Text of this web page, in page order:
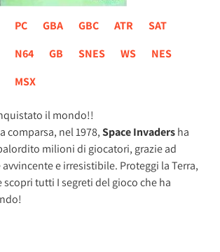
PC GBA GBC ATR
SAT
N64
GB SNES WS
NES
MSX
il mondo!!
comparsa, nel 1978,Space Invadersha
milioni di giocatori, grazie ad
avvincente e irresistibile. Proteggi la Terra,
scopri tutti I segreti del gioco che ha